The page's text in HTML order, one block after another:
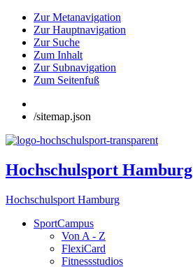
Zur Metanavigation
Zur Hauptnavigation
Zur Suche
Zum Inhalt
Zur Subnavigation
Zum Seitenfuß
/sitemap.json
Hochschulsport Hamburg
Hochschulsport Hamburg
SportCampus
Von A - Z
FlexiCard
Fitnessstudios